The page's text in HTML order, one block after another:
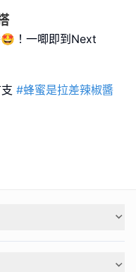
！一唧即到Next
#蜂蜜是拉差辣椒醬